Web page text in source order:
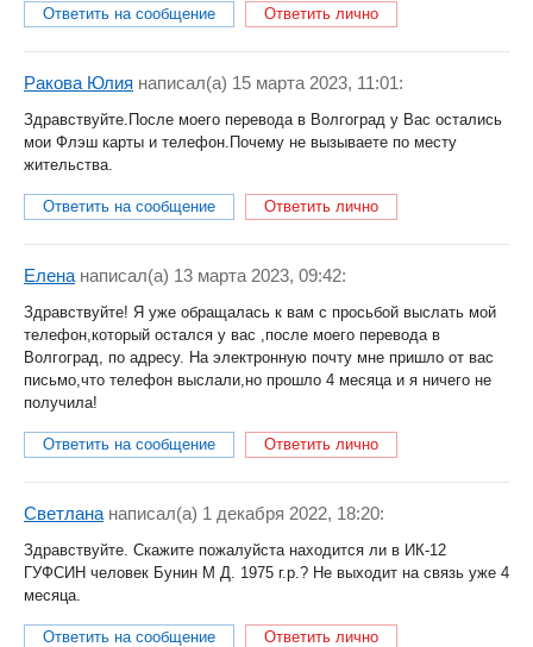
Ответить на сообщение Ответить лично
Ракова Юлия написал(a) 15 марта 2023, 11:01:
Здравствуйте.После моего перевода в Волгоград у Вас остались
мои Флэш карты и телефон.Почему не вызываете по месту
жительства.
Ответить на сообщение Ответить лично
Елена написал(a) 13 марта 2023, 09:42:
Здравствуйте! Я уже обращалась к вам с просьбой выслать мой
телефон,который остался у вас ,после моего перевода в
Волгоград, по адресу. На электронную почту мне пришло от вас
письмо,что телефон выслали,но прошло 4 месяца и я ничего не
получила!
Ответить на сообщение Ответить лично
Светлана написал(a) 1 декабря 2022, 18:20:
Здравствуйте. Скажите пожалуйста находится ли в ИК-12
ГУФСИН человек Бунин М Д. 1975 г.р.? Не выходит на связь уже 4
месяца.
Ответить на сообщение Ответить лично